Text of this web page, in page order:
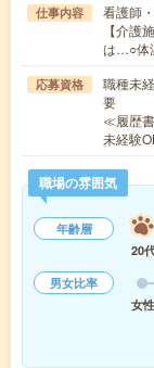
仕事内容
看護師
【介護
は…○体
応募資格
職種未
要
≪履歴
未経験
職場の雰囲気
年齢層
20
男女比率
女性